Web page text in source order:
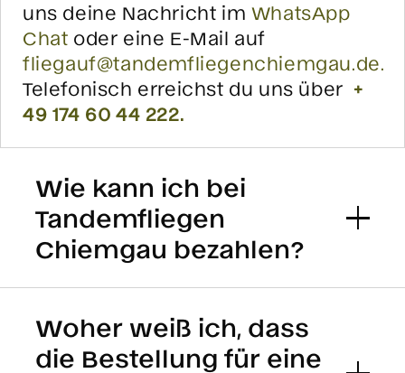
uns deine Nachricht im WhatsApp
Chat oder eine E-Mail auf
fliegauf@tandemfliegenchiemgau.de.
Telefonisch erreichst du uns über +
49 174 60 44 222.
Wie kann ich bei
Tandemfliegen
Chiemgau bezahlen?
Woher weiß ich, dass
die Bestellung für eine